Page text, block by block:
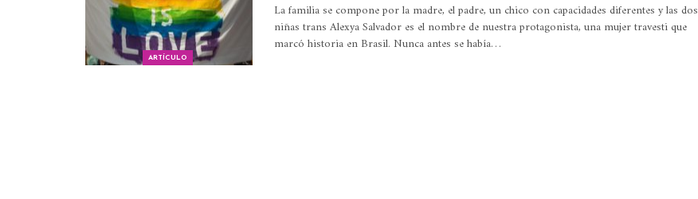
ARTÍCULO
La familia se compone por la madre, el padre, un chico con capacidades diferentes y las dos
niñas trans Alexya Salvador es el nombre de nuestra protagonista, una mujer travesti que
marcó historia en Brasil. Nunca antes se había…